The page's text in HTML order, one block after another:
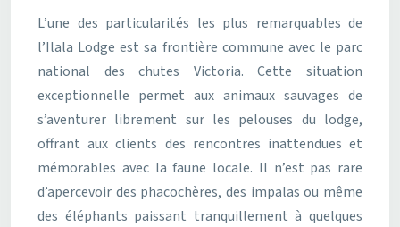
L’une des particularités les plus remarquables de
l’Ilala Lodge est sa frontière commune avec le parc
national des chutes Victoria. Cette situation
exceptionnelle permet aux animaux sauvages de
s’aventurer librement sur les pelouses du lodge,
offrant aux clients des rencontres inattendues et
mémorables avec la faune locale. Il n’est pas rare
d’apercevoir des phacochères, des impalas ou même
des éléphants paissant tranquillement à quelques